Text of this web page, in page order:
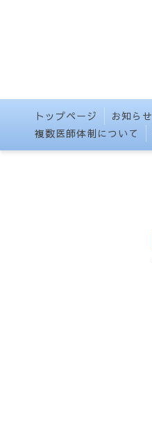
トップページ お知らせ
複数医師体制について